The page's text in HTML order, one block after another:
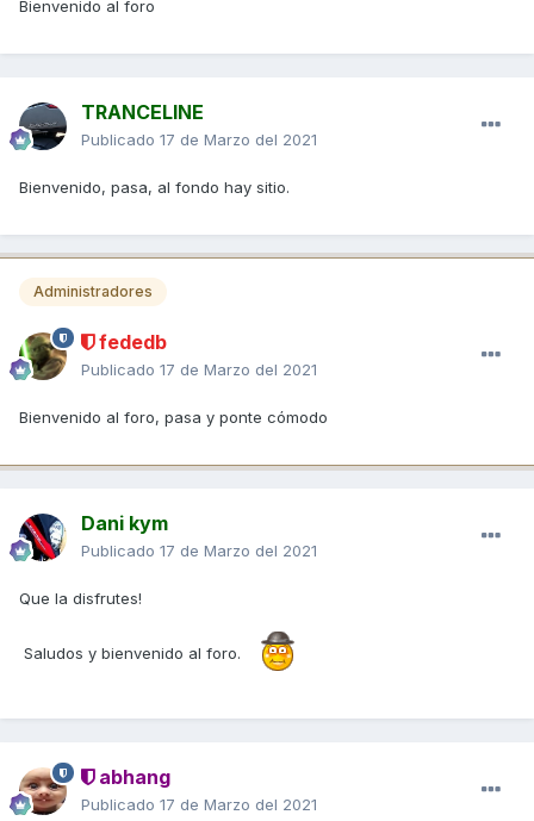
Bienvenido al foro
TRANCELINE
Publicado 17 de Marzo del 2021
Bienvenido, pasa, al fondo hay sitio.
Administradores
fededb
Publicado 17 de Marzo del 2021
Bienvenido al foro, pasa y ponte cómodo
Dani kym
Publicado 17 de Marzo del 2021
Que la disfrutes!
Saludos y bienvenido al foro.
abhang
Publicado 17 de Marzo del 2021